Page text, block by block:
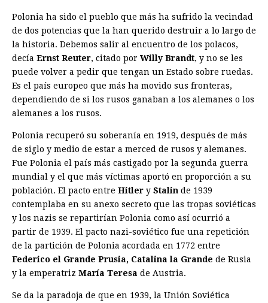
Polonia ha sido el pueblo que más ha sufrido la vecindad
de dos potencias que la han querido destruir a lo largo de
la historia. Debemos salir al encuentro de los polacos,
decía Ernst Reuter, citado por Willy Brandt, y no se les
puede volver a pedir que tengan un Estado sobre ruedas.
Es el país europeo que más ha movido sus fronteras,
dependiendo de si los rusos ganaban a los alemanes o los
alemanes a los rusos.
Polonia recuperó su soberanía en 1919, después de más
de siglo y medio de estar a merced de rusos y alemanes.
Fue Polonia el país más castigado por la segunda guerra
mundial y el que más víctimas aportó en proporción a su
población. El pacto entre Hitler y Stalin de 1939
contemplaba en su anexo secreto que las tropas soviéticas
y los nazis se repartirían Polonia como así ocurrió a
partir de 1939. El pacto nazi-soviético fue una repetición
de la partición de Polonia acordada en 1772 entre
Federico el Grande Prusia, Catalina la Grande de Rusia
y la emperatriz María Teresa de Austria.
Se da la paradoja de que en 1939, la Unión Soviética